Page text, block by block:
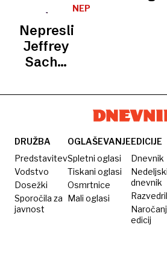
davke
na
potrošnjo
in
NEPRESLIŠANO
Nepreslišano:
Jeffrey
Sachs,
Univerza
Yorku
DRUŽBA
Predstavitev
Vodstvo
Dosežki
Sporočila za
javnost
OGLAŠEVANJE
Spletni oglasi
Tiskani oglasi
Osmrtnice
Mali oglasi
EDICIJE
Dnevnik
Nedeljski
dnevnik
edicij